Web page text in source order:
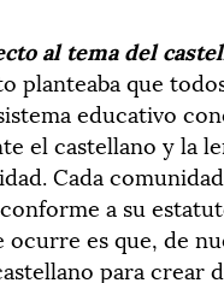
al tema del
planteaba que
educativo
el castellano y la
Cada
a su
ocurre es que, de
para crear